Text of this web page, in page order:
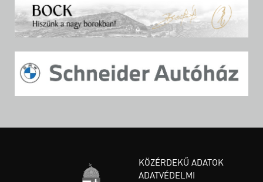
KÖZÉRDEKŰ ADATOK
ADATVÉDELMI